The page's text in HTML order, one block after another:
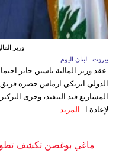
وزير
بيروت ـ لبنان اليوم
عقد وزير المالية ياسين جابر
الدولي انريكي ارماس حضره
لإعادة ا...
المزيد
ماغي بوغصن تكشف تطور